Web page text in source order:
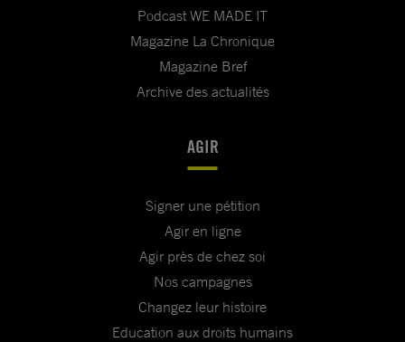
Podcast WE MADE IT
Magazine La Chronique
Magazine Bref
Archive des actualités
AGIR
Signer une pétition
Agir en ligne
Agir près de chez soi
Nos campagnes
Changez leur histoire
Education aux droits humains